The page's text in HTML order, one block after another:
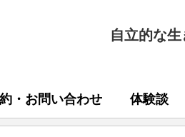
自立的な
・お問い合わせ 体験談